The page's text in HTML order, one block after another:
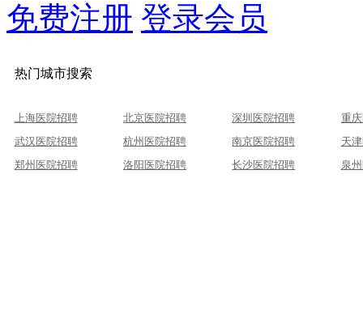
免费注册 登录会员
热门城市搜索
上海医院招聘 北京医院招聘 深圳医院招聘
重
武汉医院招聘
杭州医院招聘 南京医院招聘
天
郑州医院招聘
洛阳医院招聘 长沙医院招聘 泉